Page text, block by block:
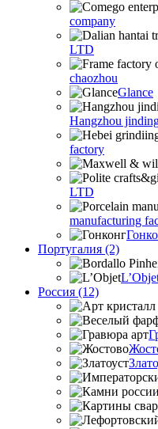
company
LTD
chaozhou
Glance
Hangzhou
factory
LTD
manufacturing
Португалия (2)
Россия (12)